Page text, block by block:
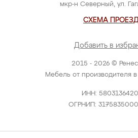
2015 - 2026 ©
Мебель от производителя
ИНН:
ОГРНИП:
мкр-н Северный, ул.
СХЕМА
Добавить в